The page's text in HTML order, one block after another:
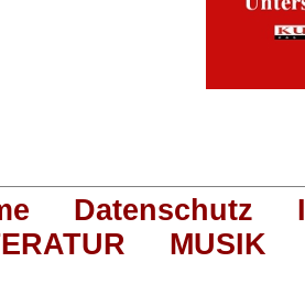
Datenschutz
MUSIK